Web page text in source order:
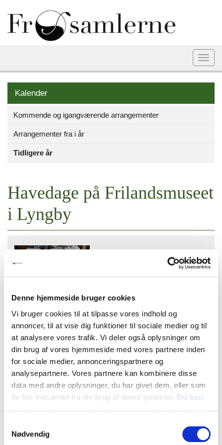
Denne hjemmeside bruger cookies
Vi bruger cookies til at tilpasse vores indhold og
annoncer, til at vise dig funktioner til sociale medier og til
at analysere vores trafik. Vi deler også oplysninger om
din brug af vores hjemmeside med vores partnere inden
for sociale medier, annonceringspartnere og
analysepartnere. Vores partnere kan kombinere disse
data med andre oplysninger, du har givet dem, eller som
de har indsamlet fra din brug af deres tjenester. Du kan
Nødvendig
Kalender
Kommende og igangværende arrangementer
Arrangementer fra i år
Tidligere år
Havedage på Frilandsmuseet
i Lyngby
Lørdag 25/9 - Søndag 26/9 10-16
Adresse:
Frilandsmuseet, Højskolevej 19
2800 Kongens Lyngby
Oversigt
Efterårshygge for Havenørder og Hele
Familien